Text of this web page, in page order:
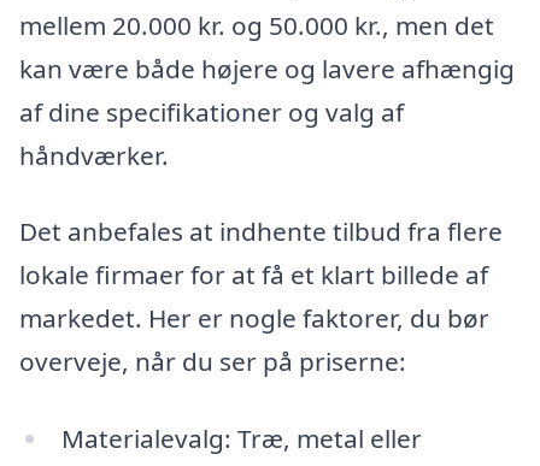
mellem 20.000 kr. og 50.000 kr., men det
kan være både højere og lavere afhængig
af dine specifikationer og valg af
håndværker.
Det anbefales at indhente tilbud fra flere
lokale firmaer for at få et klart billede af
markedet. Her er nogle faktorer, du bør
overveje, når du ser på priserne:
Materialevalg: Træ, metal eller